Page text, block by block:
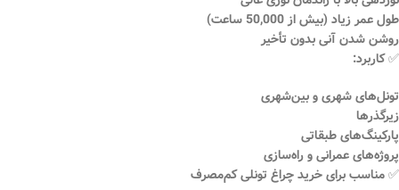
طول عمر زیاد (بیش از 50,000 ساعت)
روشن شدن آنی بدون تأخیر
✅ کاربرد:
تونل‌های شهری و بین‌شهری
زیرگذرها
پارکینگ‌های طبقاتی
پروژه‌های عمرانی و راه‌سازی
✅ مناسب برایخرید چراغ تونلی کم‌مصرف